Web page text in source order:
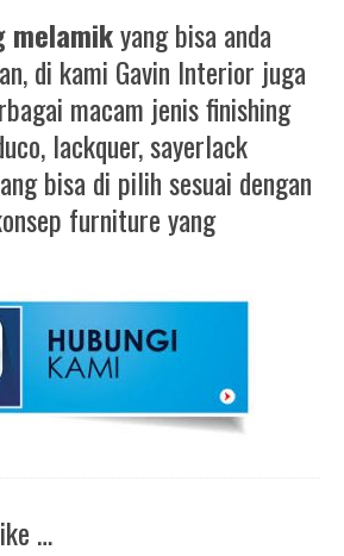
melamikyang bisa anda
di kami Gavin Interior juga
macam jenis finishing
lackquer, sayerlack
bisa di pilih sesuai dengan
furniture yang
…